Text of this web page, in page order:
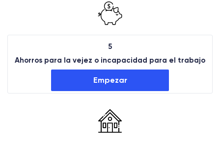
5
Ahorros para la vejez o incapacidad para el trabajo
Empezar